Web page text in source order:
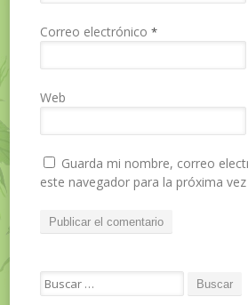
Correo electrónico*
Web
Guarda mi nombre, correo
este navegador para la próxima
Search for: